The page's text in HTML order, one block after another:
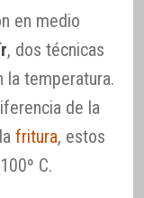
en medio
, dos técnicas
la temperatura.
de la
fritura, estos
C.